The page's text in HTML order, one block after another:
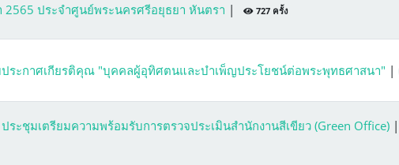
2565 ประจำศูนย์พระนครศรีอยุธยา หันตรา | 727 ครั้ง
ระกาศเกียรติคุณ "บุคคลผู้อุทิศตนและบำเพ็ญประโยชน์ต่อพระพุทธศาสนา" |
ะชุมเตรียมความพร้อมรับการตรวจประเมินสำนักงานสีเขียว (Green Office) |